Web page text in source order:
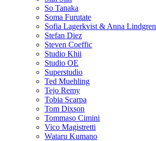
So Tanaka
Soma Furutate
Sofia Lagerkvist & Anna Lindgren
Stefan Diez
Steven Coeffic
Studio Khii
Studio OE
Superstudio
Ted Muehling
Tejo Remy
Tobia Scarpa
Tom Dixson
Tommaso Cimini
Vico Magistretti
Wataru Kumano